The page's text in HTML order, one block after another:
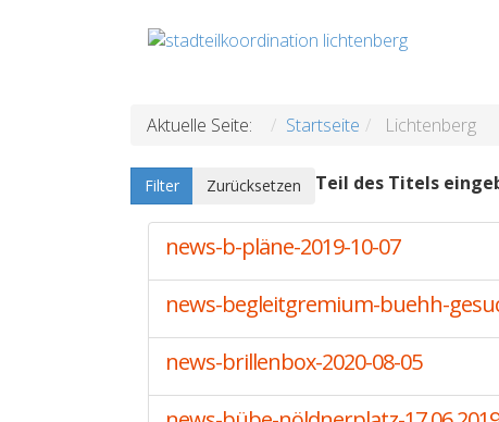
Aktuelle Seite: Startseite Lichtenberg
Teil des Titels
Filter Zurücksetzen
news-b-pläne-2019-10-07
news-begleitgremium-buehh-
news-brillenbox-2020-08-05